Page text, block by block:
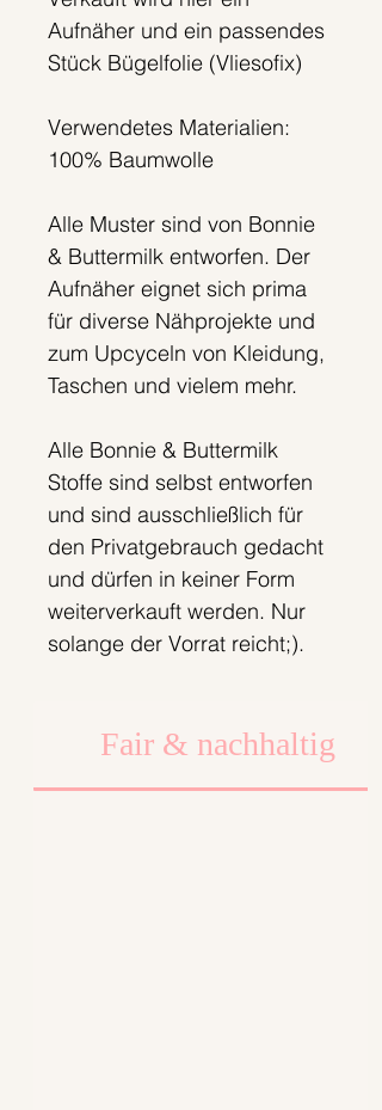
Aufnäher und ein passendes
Stück Bügelfolie (Vliesofix)
Verwendetes Materialien:
100% Baumwolle
Alle Muster sind von Bonnie
& Buttermilk entworfen. Der
Aufnäher eignet sich prima
für diverse Nähprojekte und
zum Upcyceln von Kleidung,
Taschen und vielem mehr.
Alle Bonnie & Buttermilk
Stoffe sind selbst entworfen
und sind ausschließlich für
den Privatgebrauch gedacht
und dürfen in keiner Form
weiterverkauft werden. Nur
solange der Vorrat reicht;).
Fair & nachhaltig